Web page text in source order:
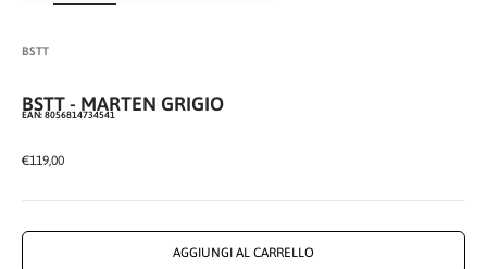
BSTT
BSTT - MARTEN GRIGIO
EAN: 8056814734541
PREZZO SCONTATO
€119,00
AGGIUNGI AL CARRELLO